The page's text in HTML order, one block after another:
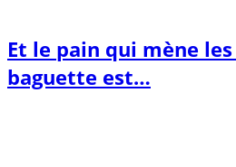
Et le pain qui mène
baguette est…